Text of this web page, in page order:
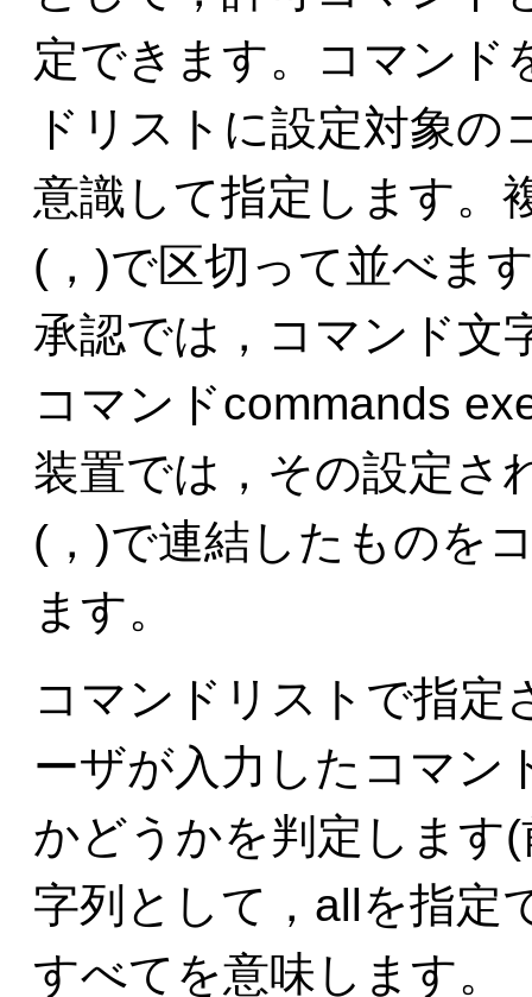
定できます。コマンド
ドリストに設定対象
意識して指定します。
(，)で区切って並べま
承認では，コマンド文
コマンドcommands
装置では，その設定さ
(，)で連結したものを
ます。
コマンドリストで指定
ーザが入力したコマン
かどうかを判定します
字列として，allを指定
すべてを意味します。